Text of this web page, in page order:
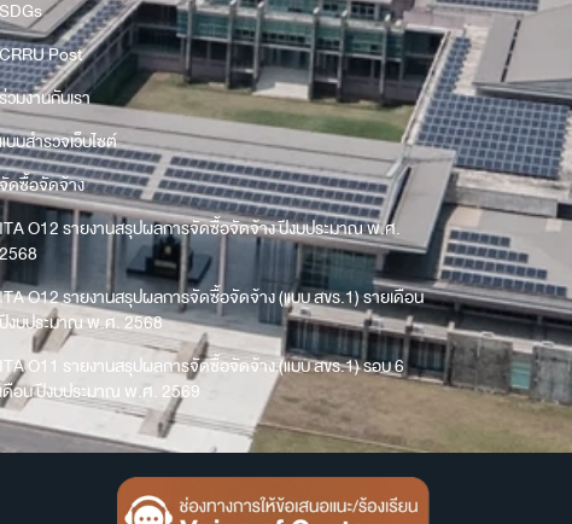
SDGs
CRRU Post
ร่วมงานกับเรา
แบบสำรวจเว็บไซต์
จัดซื้อจัดจ้าง
ITA O12 รายงานสรุปผลการจัดซื้อจัดจ้าง ปีงบประมาณ พ.ศ.
2568
ITA O12 รายงานสรุปผลการจัดซื้อจัดจ้าง (แบบ สขร.1) รายเดือน
ปีงบประมาณ พ.ศ. 2568
ITA O11 รายงานสรุปผลการจัดซื้อจัดจ้าง (แบบ สขร.1) รอบ 6
เดือน ปีงบประมาณ พ.ศ. 2569